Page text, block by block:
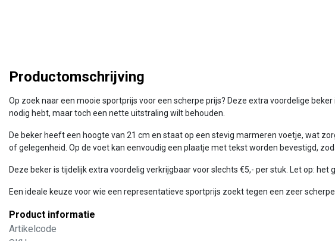
Productomschrijving
Op zoek naar een mooie sportprijs voor een scherpe prijs? Deze extra voordelige
nodig hebt, maar toch een nette uitstraling wilt behouden.
De beker heeft een hoogte van 21 cm en staat op een stevig marmeren voetje, wat
of gelegenheid. Op de voet kan eenvoudig een plaatje met tekst worden bevestigd,
Deze beker is tijdelijk extra voordelig verkrijgbaar voor slechts €5,- per stuk. Let op:
Een ideale keuze voor wie een representatieve sportprijs zoekt tegen een zeer scherpe
Product informatie
Artikelcode